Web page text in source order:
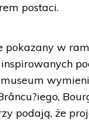
postaci.
pokazany w
podają, że